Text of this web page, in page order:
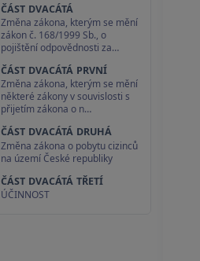
ČÁST DVACÁTÁ
Změna zákona, kterým se mění
zákon č. 168/1999 Sb., o
pojištění odpovědnosti za…
ČÁST DVACÁTÁ PRVNÍ
Změna zákona, kterým se mění
některé zákony v souvislosti s
přijetím zákona o n…
ČÁST DVACÁTÁ DRUHÁ
Změna zákona o pobytu cizinců
na území České republiky
ČÁST DVACÁTÁ TŘETÍ
ÚČINNOST